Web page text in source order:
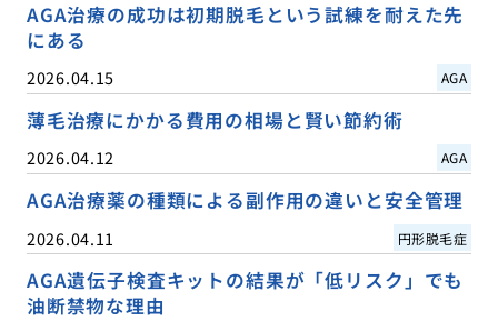
AGA治療の成功は初期脱毛という試練を耐えた先
にある
2026.04.15 AGA
薄毛治療にかかる費用の相場と賢い節約術
2026.04.12 AGA
AGA治療薬の種類による副作用の違いと安全管理
2026.04.11 円形脱毛症
AGA遺伝子検査キットの結果が「低リスク」でも
油断禁物な理由